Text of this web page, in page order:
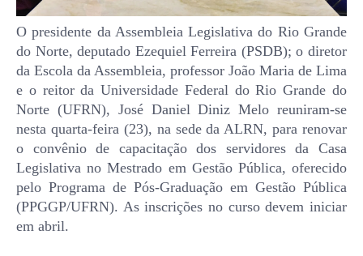
O presidente da Assembleia Legislativa do Rio Grande
do Norte, deputado Ezequiel Ferreira (PSDB); o diretor
da Escola da Assembleia, professor João Maria de Lima
e o reitor da Universidade Federal do Rio Grande do
Norte (UFRN), José Daniel Diniz Melo reuniram-se
nesta quarta-feira (23), na sede da ALRN, para renovar
o convênio de capacitação dos servidores da Casa
Legislativa no Mestrado em Gestão Pública, oferecido
pelo Programa de Pós-Graduação em Gestão Pública
(PPGGP/UFRN). As inscrições no curso devem iniciar
em abril.